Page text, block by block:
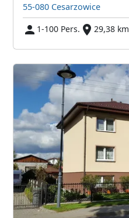
55-080 Cesarzowice
1-100 Pers.
29,38 km